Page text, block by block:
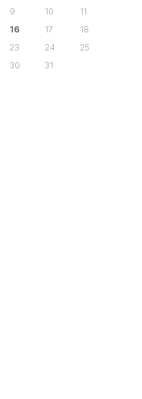
9 10
11
16 17
18
23 24
25
30
31